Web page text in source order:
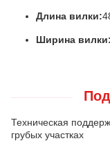
Длина вилки:
Ширина вилки:
Техническая
грубых участках